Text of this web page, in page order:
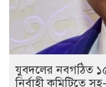
যুবদলের নবগঠিত ১৫১
নির্বাহী কমিটিতে